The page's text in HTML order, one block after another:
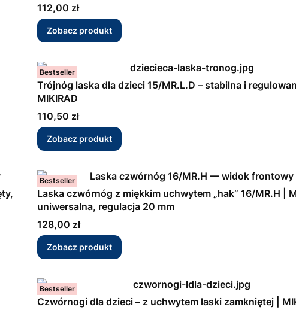
Cena
112,00 zł
Zobacz produkt
Bestseller
Trójnóg laska dla dzieci 15/MR.L.D – stabilna i
MIKIRAD
Cena
110,50 zł
Zobacz produkt
Bestseller
Laska czwórnóg z miękkim uchwytem „hak” 16/MR.H |
uniwersalna, regulacja 20 mm
Cena
128,00 zł
Zobacz produkt
Bestseller
Czwórnogi dla